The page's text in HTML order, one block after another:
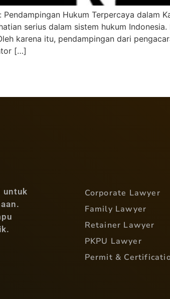
Hukum Terpercaya dalam
serius dalam sistem hukum
karena itu, pendampingan dari
[…]
untuk
Corporate Lawyer
Family Lawyer
Retainer Lawyer
PKPU Lawyer
Permit &